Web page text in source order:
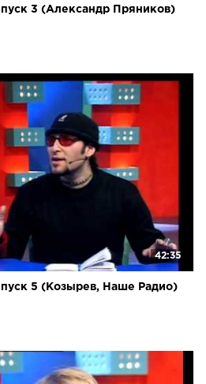
3 (Александр Пряников)
42:35
5 (Козырев, Наше Радио)